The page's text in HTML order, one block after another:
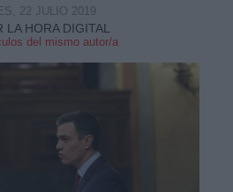
LA HORA DIGITAL
del mismo autor/a
22 JULIO 2019